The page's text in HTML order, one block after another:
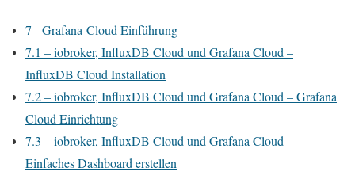
7 - Grafana-Cloud Einführung
7.1 – iobroker, InfluxDB Cloud und Grafana Cloud –
InfluxDB Cloud Installation
7.2 – iobroker, InfluxDB Cloud und Grafana Cloud – Grafana
Cloud Einrichtung
7.3 – iobroker, InfluxDB Cloud und Grafana Cloud –
Einfaches Dashboard erstellen